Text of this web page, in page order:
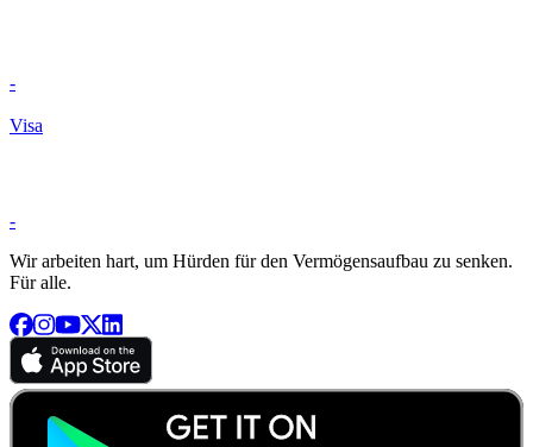
-
Visa
-
Wir arbeiten hart, um Hürden für den Vermögensaufbau zu senken.
Für alle.